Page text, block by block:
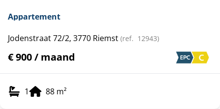
Appartement
Jodenstraat 72/2, 3770 Riemst (ref. 12943)
€ 900 / maand
1 88 m²